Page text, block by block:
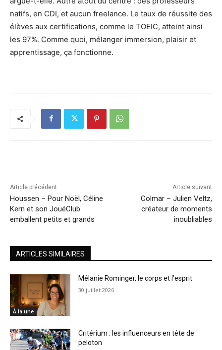
natifs, en CDI, et aucun freelance. Le taux de réussite des
élèves aux certifications, comme le TOEIC, atteint ainsi
les 97%. Comme quoi, mélanger immersion, plaisir et
apprentissage, ça fonctionne.
Article précédent
Houssen – Pour Noël, Céline
Kern et son JouéClub
emballent petits et grands
Article suivant
Colmar – Julien Veltz,
créateur de moments
inoubliables
ARTICLES SIMILAIRES
À la une
Mélanie Rominger, le corps et l’esprit
30 juillet 2026
Critérium : les influenceurs en tête de
peloton